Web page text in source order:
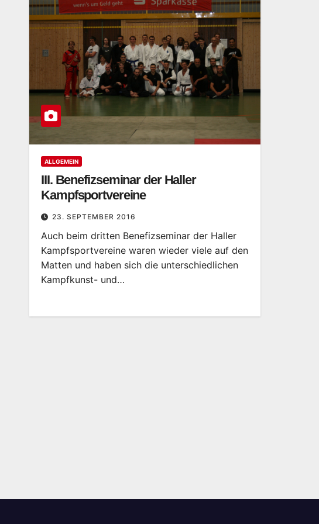
ALLGEMEIN
III. Benefizseminar der Haller
Kampfsportvereine
23. SEPTEMBER 2016
Auch beim dritten Benefizseminar der Haller
Kampfsportvereine waren wieder viele auf den
Matten und haben sich die unterschiedlichen
Kampfkunst- und…